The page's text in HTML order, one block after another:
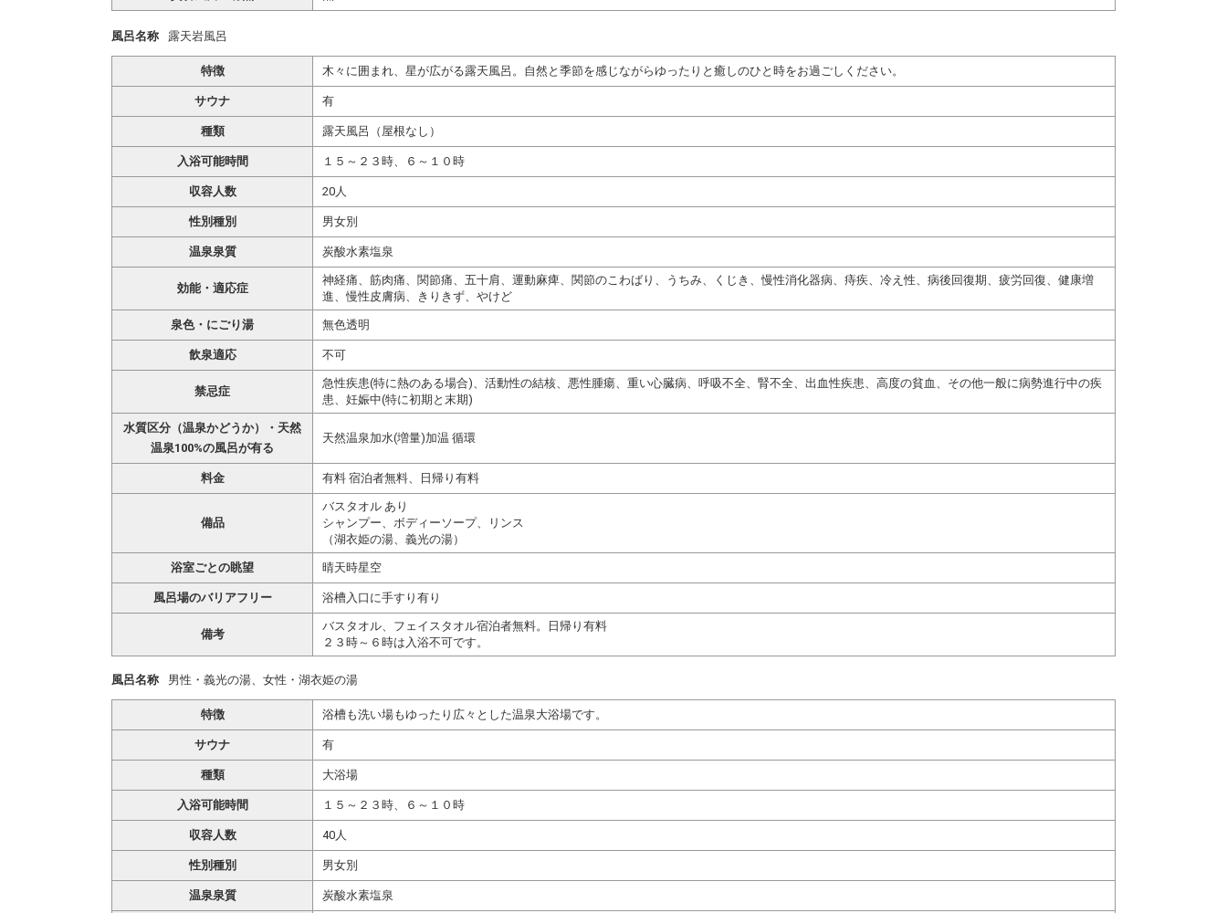
風呂名称 露天岩風呂
特徴 木々に囲まれ、星が広がる露天風呂。自然と季節を感じながらゆったりと癒しのひと時をお過ごしください。
サウナ 有
種類 露天風呂（屋根なし）
入浴可能時間 １５～２３時、６～１０時
収容人数 20人
性別種別 男女別
温泉泉質 炭酸水素塩泉
効能・適応症
神経痛、筋肉痛、関節痛、五十肩、運動麻痺、関節のこわばり、うちみ、くじき、慢性消化器病、痔疾、冷え性、病後回復期、疲労回復、健康増
進、慢性皮膚病、きりきず、やけど
泉色・にごり湯 無色透明
飲泉適応 不可
禁忌症
急性疾患(特に熱のある場合)、活動性の結核、悪性腫瘍、重い心臓病、呼吸不全、腎不全、出血性疾患、高度の貧血、その他一般に病勢進行中の疾
患、妊娠中(特に初期と末期)
水質区分（温泉かどうか）・天然
温泉100%の風呂が有る
天然温泉加水(増量)加温 循環
料金 有料 宿泊者無料、日帰り有料
備品
バスタオル あり
シャンプー、ボディーソープ、リンス
（湖衣姫の湯、義光の湯）
浴室ごとの眺望 晴天時星空
風呂場のバリアフリー 浴槽入口に手すり有り
備考
バスタオル、フェイスタオル宿泊者無料。日帰り有料
２３時～６時は入浴不可です。
風呂名称 男性・義光の湯、女性・湖衣姫の湯
特徴 浴槽も洗い場もゆったり広々とした温泉大浴場です。
サウナ 有
種類 大浴場
入浴可能時間 １５～２３時、６～１０時
収容人数 40人
性別種別 男女別
温泉泉質 炭酸水素塩泉